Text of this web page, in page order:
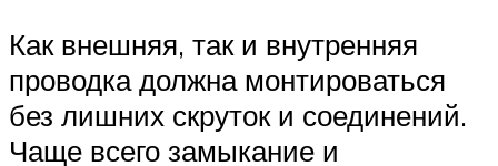
Как внешняя, так и внутренняя
проводка должна монтироваться
без лишних скруток и соединений.
Чаще всего замыкание и